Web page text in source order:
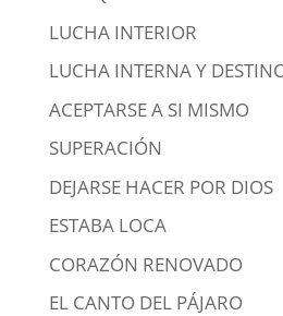
LUCHA INTERIOR
LUCHA INTERNA Y
ACEPTARSE A SI MISMO
SUPERACIÓN
DEJARSE HACER POR DIOS
ESTABA LOCA
CORAZÓN RENOVADO
EL CANTO DEL PÁJARO